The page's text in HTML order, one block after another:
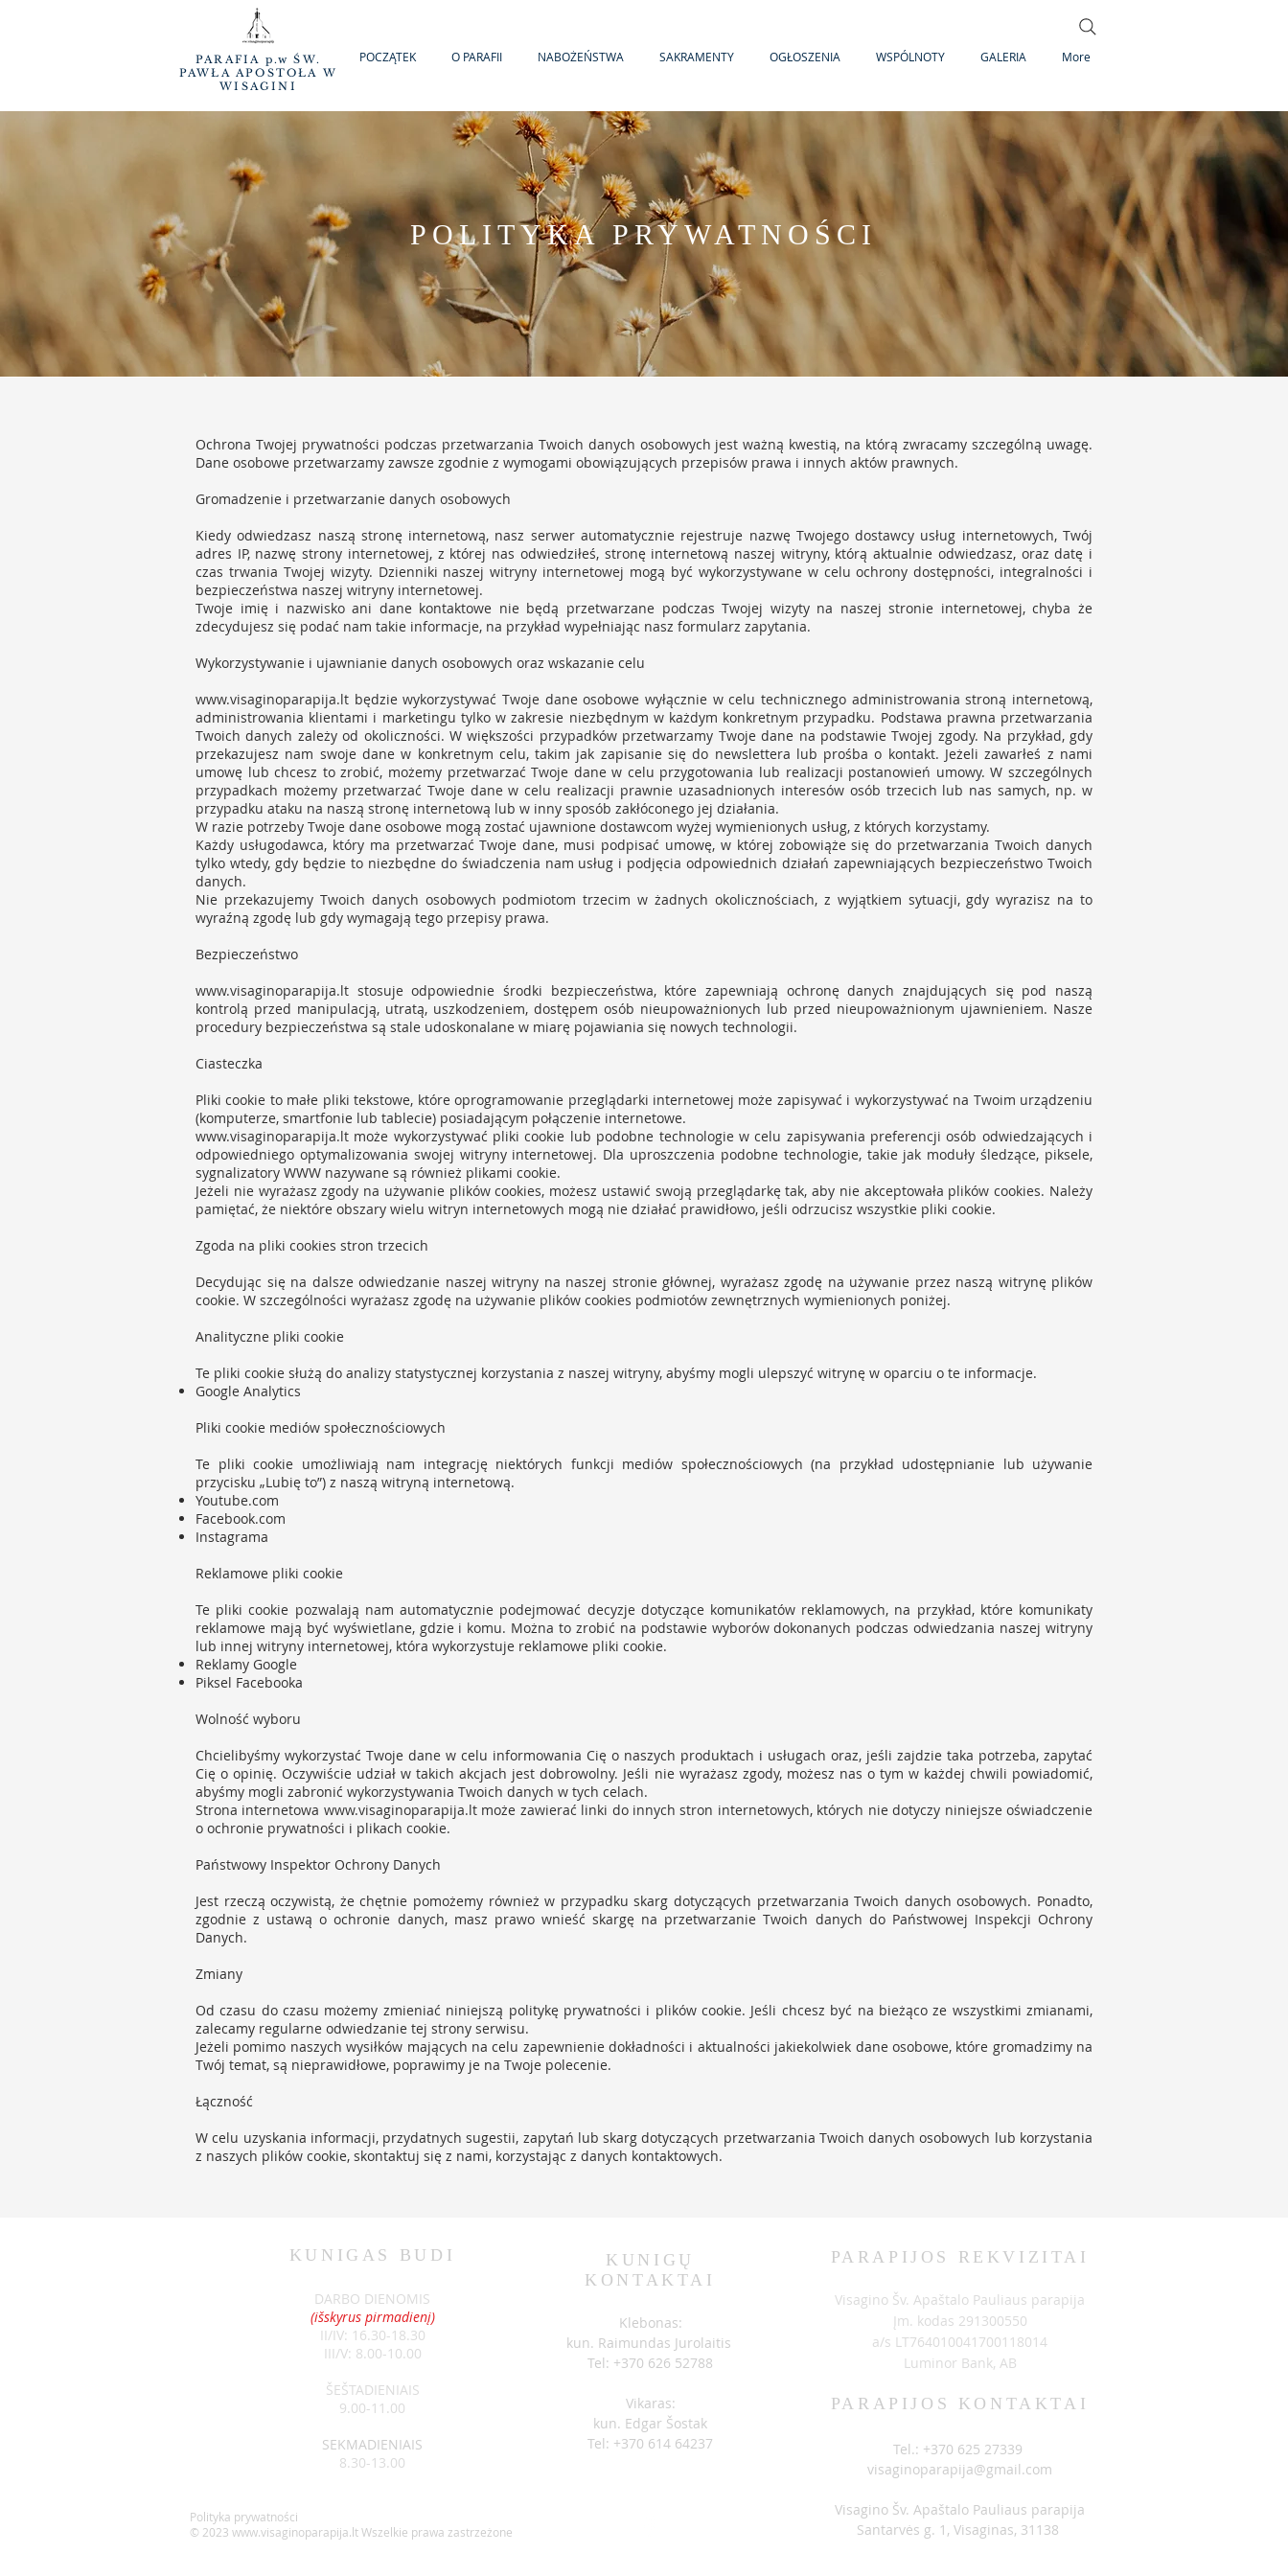
PARAFIA p.w ŚW.
PAWŁA APOSTOŁA W
WISAGINI
POCZĄTEK O PARAFII NABOŻEŃSTWA SAKRAMENTY OGŁOSZENIA WSPÓLNOTY GALERIA More
POLITYKA PRYWATNOŚCI
Ochrona Twojej prywatności podczas przetwarzania Twoich danych osobowych jest ważną kwestią, na którą zwracamy szczególną uwagę.
Dane osobowe przetwarzamy zawsze zgodnie z wymogami obowiązujących przepisów prawa i innych aktów prawnych.
Gromadzenie i przetwarzanie danych osobowych
Kiedy odwiedzasz naszą stronę internetową, nasz serwer automatycznie rejestruje nazwę Twojego dostawcy usług internetowych, Twój
adres IP, nazwę strony internetowej, z której nas odwiedziłeś, stronę internetową naszej witryny, którą aktualnie odwiedzasz, oraz datę i
czas trwania Twojej wizyty. Dzienniki naszej witryny internetowej mogą być wykorzystywane w celu ochrony dostępności, integralności i
bezpieczeństwa naszej witryny internetowej.
Twoje imię i nazwisko ani dane kontaktowe nie będą przetwarzane podczas Twojej wizyty na naszej stronie internetowej, chyba że
zdecydujesz się podać nam takie informacje, na przykład wypełniając nasz formularz zapytania.
Wykorzystywanie i ujawnianie danych osobowych oraz wskazanie celu
www.visaginoparapija.lt będzie wykorzystywać Twoje dane osobowe wyłącznie w celu technicznego administrowania stroną internetową,
administrowania klientami i marketingu tylko w zakresie niezbędnym w każdym konkretnym przypadku. Podstawa prawna przetwarzania
Twoich danych zależy od okoliczności. W większości przypadków przetwarzamy Twoje dane na podstawie Twojej zgody. Na przykład, gdy
przekazujesz nam swoje dane w konkretnym celu, takim jak zapisanie się do newslettera lub prośba o kontakt. Jeżeli zawarłeś z nami
umowę lub chcesz to zrobić, możemy przetwarzać Twoje dane w celu przygotowania lub realizacji postanowień umowy. W szczególnych
przypadkach możemy przetwarzać Twoje dane w celu realizacji prawnie uzasadnionych interesów osób trzecich lub nas samych, np. w
przypadku ataku na naszą stronę internetową lub w inny sposób zakłóconego jej działania.
W razie potrzeby Twoje dane osobowe mogą zostać ujawnione dostawcom wyżej wymienionych usług, z których korzystamy.
Każdy usługodawca, który ma przetwarzać Twoje dane, musi podpisać umowę, w której zobowiąże się do przetwarzania Twoich danych
tylko wtedy, gdy będzie to niezbędne do świadczenia nam usług i podjęcia odpowiednich działań zapewniających bezpieczeństwo Twoich
danych.
Nie przekazujemy Twoich danych osobowych podmiotom trzecim w żadnych okolicznościach, z wyjątkiem sytuacji, gdy wyrazisz na to
wyraźną zgodę lub gdy wymagają tego przepisy prawa.
Bezpieczeństwo
www.visaginoparapija.lt stosuje odpowiednie środki bezpieczeństwa, które zapewniają ochronę danych znajdujących się pod naszą
kontrolą przed manipulacją, utratą, uszkodzeniem, dostępem osób nieupoważnionych lub przed nieupoważnionym ujawnieniem. Nasze
procedury bezpieczeństwa są stale udoskonalane w miarę pojawiania się nowych technologii.
Ciasteczka
Pliki cookie to małe pliki tekstowe, które oprogramowanie przeglądarki internetowej może zapisywać i wykorzystywać na Twoim urządzeniu
(komputerze, smartfonie lub tablecie) posiadającym połączenie internetowe.
www.visaginoparapija.lt może wykorzystywać pliki cookie lub podobne technologie w celu zapisywania preferencji osób odwiedzających i
odpowiedniego optymalizowania swojej witryny internetowej. Dla uproszczenia podobne technologie, takie jak moduły śledzące, piksele,
sygnalizatory WWW nazywane są również plikami cookie.
Jeżeli nie wyrażasz zgody na używanie plików cookies, możesz ustawić swoją przeglądarkę tak, aby nie akceptowała plików cookies. Należy
pamiętać, że niektóre obszary wielu witryn internetowych mogą nie działać prawidłowo, jeśli odrzucisz wszystkie pliki cookie.
Zgoda na pliki cookies stron trzecich
Decydując się na dalsze odwiedzanie naszej witryny na naszej stronie głównej, wyrażasz zgodę na używanie przez naszą witrynę plików
cookie. W szczególności wyrażasz zgodę na używanie plików cookies podmiotów zewnętrznych wymienionych poniżej.
Analityczne pliki cookie
Te pliki cookie służą do analizy statystycznej korzystania z naszej witryny, abyśmy mogli ulepszyć witrynę w oparciu o te informacje.
Google Analytics
Pliki cookie mediów społecznościowych
Te pliki cookie umożliwiają nam integrację niektórych funkcji mediów społecznościowych (na przykład udostępnianie lub używanie
przycisku „Lubię to”) z naszą witryną internetową.
Youtube.com
Facebook.com
Instagrama
Reklamowe pliki cookie
Te pliki cookie pozwalają nam automatycznie podejmować decyzje dotyczące komunikatów reklamowych, na przykład, które komunikaty
reklamowe mają być wyświetlane, gdzie i komu. Można to zrobić na podstawie wyborów dokonanych podczas odwiedzania naszej witryny
lub innej witryny internetowej, która wykorzystuje reklamowe pliki cookie.
Reklamy Google
Piksel Facebooka
Wolność wyboru
Chcielibyśmy wykorzystać Twoje dane w celu informowania Cię o naszych produktach i usługach oraz, jeśli zajdzie taka potrzeba, zapytać
Cię o opinię. Oczywiście udział w takich akcjach jest dobrowolny. Jeśli nie wyrażasz zgody, możesz nas o tym w każdej chwili powiadomić,
abyśmy mogli zabronić wykorzystywania Twoich danych w tych celach.
Strona internetowa www.visaginoparapija.ltmoże zawierać linki do innych stron internetowych, których nie dotyczy niniejsze oświadczenie
o ochronie prywatności i plikach cookie.
Państwowy Inspektor Ochrony Danych
Jest rzeczą oczywistą, że chętnie pomożemy również w przypadku skarg dotyczących przetwarzania Twoich danych osobowych. Ponadto,
zgodnie z ustawą o ochronie danych, masz prawo wnieść skargę na przetwarzanie Twoich danych do Państwowej Inspekcji Ochrony
Danych.
Zmiany
Od czasu do czasu możemy zmieniać niniejszą politykę prywatności i plików cookie. Jeśli chcesz być na bieżąco ze wszystkimi zmianami,
zalecamy regularne odwiedzanie tej strony serwisu.
Jeżeli pomimo naszych wysiłków mających na celu zapewnienie dokładności i aktualności jakiekolwiek dane osobowe, które gromadzimy na
Twój temat, są nieprawidłowe, poprawimy je na Twoje polecenie.
Łączność
W celu uzyskania informacji, przydatnych sugestii, zapytań lub skarg dotyczących przetwarzania Twoich danych osobowych lub korzystania
z naszych plików cookie, skontaktuj się z nami, korzystając z danych kontaktowych.
KUNIGAS BUDI
DARBO DIENOMIS
(išskyrus pirmadienį)
II/IV: 16.30-18.30
III/V: 8.00-10.00
ŠEŠTADIENIAIS
9.00-11.00
SEKMADIENIAIS
8.30-13.00
KUNIGŲ
KONTAKTAI
Klebonas:
kun. Raimundas Jurolaitis
Tel: +370 626 52788
Vikaras:
kun. Edgar Šostak
Tel: +370 614 64237
Polityka prywatności
© 2023 www.visaginoparapija.ltWszelkie prawa zastrzeżone
PARAPIJOS REKVIZITAI
Visagino Šv. Apaštalo Pauliaus parapija
Įm. kodas 291300550
a/s LT764010041700118014
Luminor Bank, AB
PARAPIJOS KONTAKTAI
Tel.: +370 625 27339
visaginoparapija@gmail.com
Visagino Šv. Apaštalo Pauliaus parapija
Santarvės g. 1, Visaginas, 31138